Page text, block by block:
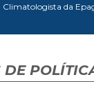
Climatologista da